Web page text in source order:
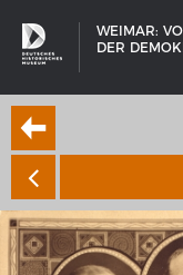
WEIMAR:
DER